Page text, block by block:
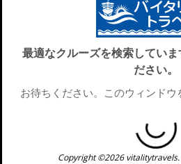
最適なクルーズを検索してい
ださい。
お待ちください。このウィンドウ
Copyright ©2026